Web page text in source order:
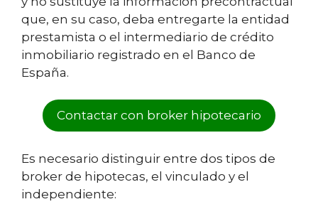
que, en su caso, deba entregarte la entidad
prestamista o el intermediario de crédito
inmobiliario registrado en el Banco de
España.
Contactar con broker hipotecario
Es necesario distinguir entre dos tipos de
broker de hipotecas, el vinculado y el
independiente: